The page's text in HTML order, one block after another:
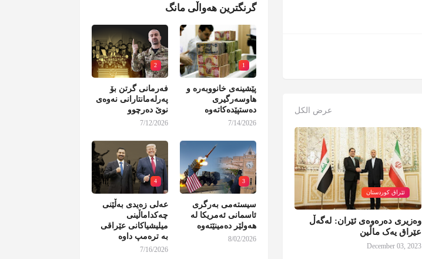
عرض الكل
ئێراق کوردستان
وەزیری دەرەوەی ئێران: لەگەڵ
عێراق یەک ماڵین
December 03, 2023
گرنگترین هەواڵی مانگ
1
پێشینەی خانووبەرە و
هاوسەرگیری
دەستپێدەکاتەوە
7/14/2026
2
فەرمانی گرتن بۆ
پەرلەمانتارانی نەوەی
نوێ دەرچوو
7/12/2026
3
سیستەمی بەرگری
ئاسمانی ئەمریکا لە
هەولێر دەمینێتەوە
8/02/2026
4
عەلی زەیدی بەڵێنی
چەکداماڵینی
میلیشیاکانی عێراقی
بە ترەمپ داوە
7/16/2026